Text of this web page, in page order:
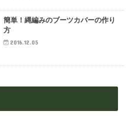
簡単！縄編みのブーツカバーの作り
方
2016.12.05